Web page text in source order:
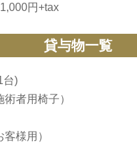
円+tax
貸与物一覧
台)
者用椅子）
様用）